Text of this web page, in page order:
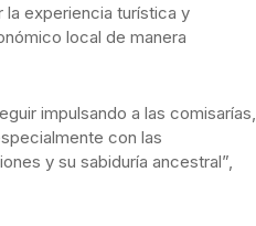
la experiencia turística y
local de manera
impulsando a las comisarías,
con las
y su sabiduría ancestral”,